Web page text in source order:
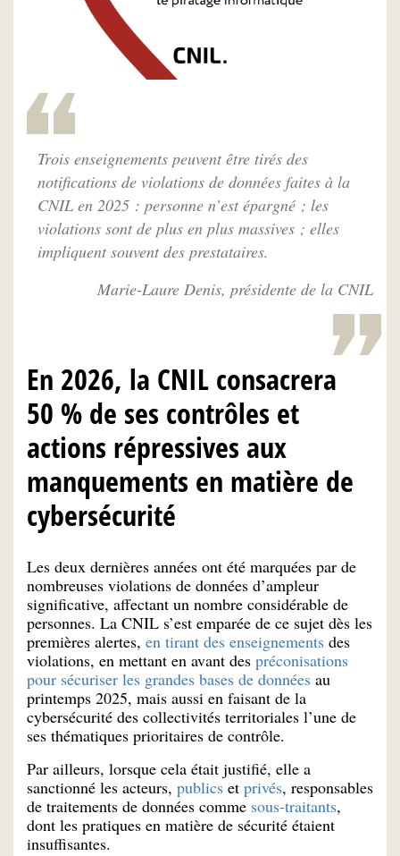
Trois enseignements peuvent être tirés des
notifications de violations de données faites à la
CNIL en 2025 : personne n’est épargné ; les
violations sont de plus en plus massives ; elles
impliquent souvent des prestataires.
Marie-Laure Denis, présidente de la CNIL
En 2026, la CNIL consacrera
50 % de ses contrôles et
actions répressives aux
manquements en matière de
cybersécurité
Les deux dernières années ont été marquées par de
nombreuses violations de données d’ampleur
significative, affectant un nombre considérable de
personnes. La CNIL s’est emparée de ce sujet dès les
premières alertes, en tirant des enseignements des
violations, en mettant en avant des préconisations
pour sécuriser les grandes bases de données au
printemps 2025, mais aussi en faisant de la
cybersécurité des collectivités territoriales l’une de
ses thématiques prioritaires de contrôle.
Par ailleurs, lorsque cela était justifié, elle a
sanctionné les acteurs, publics et privés, responsables
de traitements de données comme sous-traitants,
dont les pratiques en matière de sécurité étaient
insuffisantes.